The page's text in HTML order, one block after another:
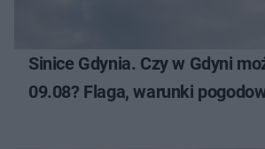
Sinice Gdynia. Czy w Gdyni
09.08? Flaga, warunki